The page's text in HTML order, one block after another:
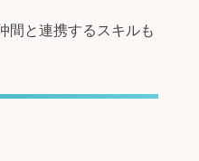
間と連携するスキルも